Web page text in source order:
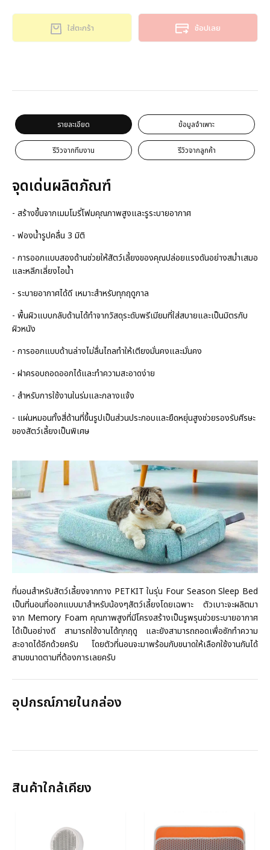
ใส่ตะกร้า ช้อปเลย
รายละเอียด ข้อมูลจำเพาะ
รีวิวจากทีมงาน รีวิวจากลูกค้า
จุดเด่นผลิตภัณฑ์
- สร้างขึ้นจากเมมโมรี่โฟมคุณภาพสูงและรูระบายอากาศ
- ฟองน้ำรูปคลื่น 3 มิติ
- การออกแบบสองด้านช่วยให้สัตว์เลี้ยงของคุณปล่อยแรงดันอย่างสม่ำเสมอ
และหลีกเลี่ยงไอน้ำ
- ระบายอากาศได้ดี เหมาะสำหรับทุกฤดูกาล
- พื้นผิวแบบกลับด้านได้ทำจากวัสดุระดับพรีเมียมที่ใส่สบายและเป็นมิตรกับ
ผิวหนัง
- การออกแบบด้านล่างไม่ลื่นไถลทำให้เตียงมั่นคงและมั่นคง
- ฝาครอบถอดออกได้และทำความสะอาดง่าย
- สำหรับการใช้งานในร่มและกลางแจ้ง
- แผ่นหมอนทั้งสี่ด้านที่ขึ้นรูปเป็นส่วนประกอบและยืดหยุ่นสูงช่วยรองรับศีรษะ
ของสัตว์เลี้ยงเป็นพิเศษ
ที่นอนสำหรับสัตว์เลี้ยงจากทาง PETKIT ในรุ่น Four Season Sleep Bed
เป็นที่นอนที่ออกแบบมาสำหรับน้องๆสัตว์เลี้ยงโดยเฉพาะ ตัวเบาะจะผลิตมา
จาก Memory Foam คุณภาพสูงที่มีโครงสร้างเป็นรูพรุนช่วยระบายอากาศ
ได้เป็นอย่างดี สามารถใช้งานได้ทุกฤดู และยังสามารถถอดเพื่อซักทำความ
สะอาดได้อีกด้วยครับ โดยตัวที่นอนจะมาพร้อมกับขนาดให้เลือกใช้งานกันได้
สามขนาดตามที่ต้องการเลยครับ
อุปกรณ์ภายในกล่อง
สินค้าใกล้เคียง